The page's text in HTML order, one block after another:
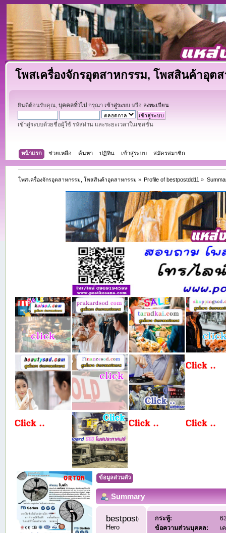
โพสเครื่องจักรอุตสาหกรรม, โพสสินค้าอุต
ยินดีต้อนรับคุณ, บุคคลทั่วไป กรุณา เข้าสู่ระบบหรือ ลงทะเบียน
เข้าสู่ระบบด้วยชื่อผู้ใช้ รหัสผ่าน และระยะเวลาในเซสชั่น
หน้าแรก ช่วยเหลือ ค้นหา ปฏิทิน เข้าสู่ระบบ สมัครสมาชิก
โพสเครื่องจักรอุตสาหกรรม, โพสสินค้าอุตสาหกรรม » Profile of bestpostdd11 »
ข้อมูลส่วนตัว
Summary
bestpostdd11
Hero
กระทู้:
ข้อความส่วนบุคคล:
เ